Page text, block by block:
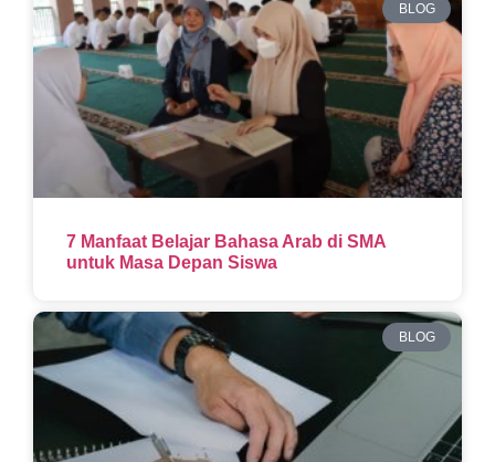
BLOG
7 Manfaat Belajar Bahasa Arab di SMA
untuk Masa Depan Siswa
BLOG